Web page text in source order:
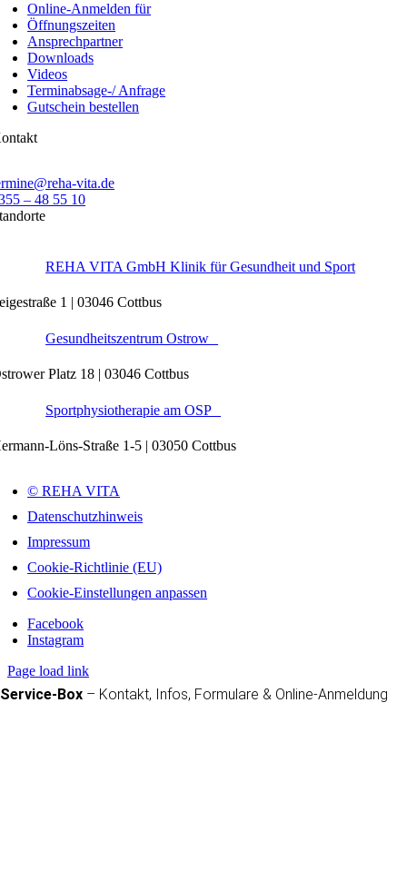
Online-Anmelden für
Öffnungszeiten
Ansprechpartner
Downloads
Videos
Terminabsage-/ Anfrage
Gutschein bestellen
vita.de
– 48 55 10
REHA VITA GmbH Klinik für Gesundheit und Sport
1 | 03046 Cottbus
Gesundheitszentrum Ostrow
Platz 18 | 03046 Cottbus
Sportphysiotherapie am OSP
Löns-Straße 1-5 | 03050 Cottbus
© REHA VITA
Datenschutzhinweis
Impressum
Cookie-Richtlinie (EU)
Cookie-Einstellungen anpassen
Facebook
Instagram
Page load link
Service-Box – Kontakt, Infos, Formulare & Online-Anmeldung